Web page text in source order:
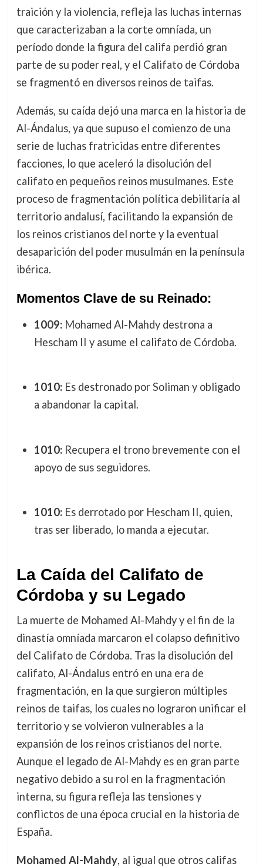
traición y la violencia, refleja las luchas internas
que caracterizaban a la corte omníada, un
período donde la figura del califa perdió gran
parte de su poder real, y el Califato de Córdoba
se fragmentó en diversos reinos de taifas.
Además, su caída dejó una marca en la historia de
Al-Ándalus, ya que supuso el comienzo de una
serie de luchas fratricidas entre diferentes
facciones, lo que aceleró la disolución del
califato en pequeños reinos musulmanes. Este
proceso de fragmentación política debilitaría al
territorio andalusí, facilitando la expansión de
los reinos cristianos del norte y la eventual
desaparición del poder musulmán en la península
ibérica.
Momentos Clave de su Reinado:
1009:Mohamed Al-Mahdy destrona a
Hescham II y asume el califato de Córdoba.
1010:Es destronado por Soliman y obligado
a abandonar la capital.
1010:Recupera el trono brevemente con el
apoyo de sus seguidores.
1010:Es derrotado por Hescham II, quien,
tras ser liberado, lo manda a ejecutar.
La Caída del Califato de
Córdoba y su Legado
La muerte de Mohamed Al-Mahdy y el fin de la
dinastía omníada marcaron el colapso definitivo
del Califato de Córdoba. Tras la disolución del
califato, Al-Ándalus entró en una era de
fragmentación, en la que surgieron múltiples
reinos de taifas, los cuales no lograron unificar el
territorio y se volvieron vulnerables a la
expansión de los reinos cristianos del norte.
Aunque el legado de Al-Mahdy es en gran parte
negativo debido a su rol en la fragmentación
interna, su figura refleja las tensiones y
conflictos de una época crucial en la historia de
España.
Mohamed Al-Mahdy, al igual que otros califas